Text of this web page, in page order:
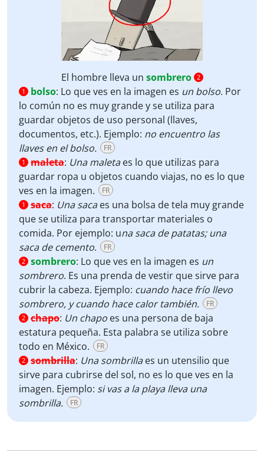
El hombre lleva un sombrero
2
1
bolso: Lo que ves en la imagen es un bolso. Por
lo común no es muy grande y se utiliza para
guardar objetos de uso personal (llaves,
documentos, etc.). Ejemplo: no encuentro las
llaves en el bolso.
FR
1 maleta: Una maletaes lo que utilizas para
guardar ropa u objetos cuando viajas, no es lo que
ves en la imagen.
FR
1 saca: Una sacaes una bolsa de tela muy grande
que se utiliza para transportar materiales o
comida. Por ejemplo: una saca de patatas; una
saca de cemento. FR
2 sombrero: Lo que ves en la imagen es un
sombrero. Es una prenda de vestir que sirve para
cubrir la cabeza. Ejemplo: cuando hace frío llevo
sombrero, y cuando hace calor también.
FR
2 chapo: Un chapo es una persona de baja
estatura pequeña. Esta palabra se utiliza sobre
todo en México.
FR
2 sombrilla: Una sombrillaes un utensilio que
sirve para cubrirse del sol, no es lo que ves en la
imagen. Ejemplo: si vas a la playa lleva una
sombrilla.
FR